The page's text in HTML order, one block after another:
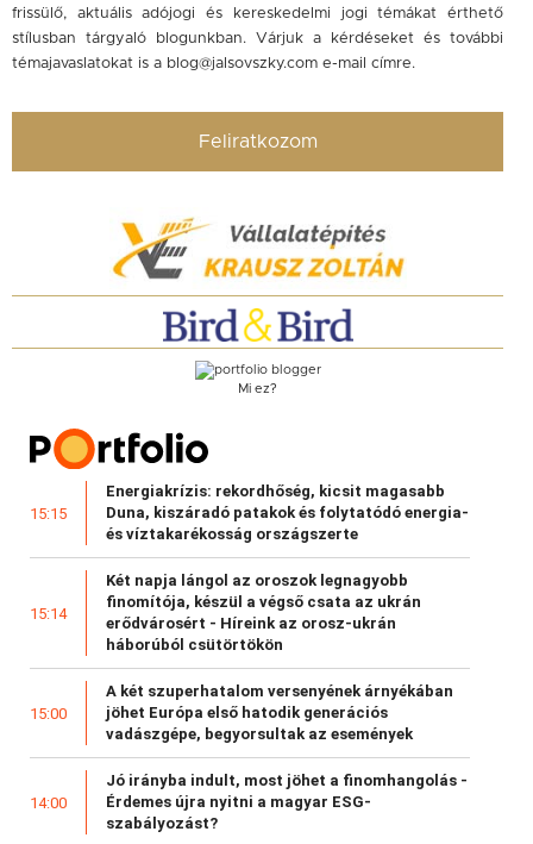
frissülő, aktuális adójogi és kereskedelmi jogi témákat érthető
stílusban tárgyaló blogunkban. Várjuk a kérdéseket és további
témajavaslatokat is a blog@jalsovszky.com e-mail címre.
Feliratkozom
Mi ez?
15:15
Energiakrízis: rekordhőség, kicsit magasabb
Duna, kiszáradó patakok és folytatódó energia-
és víztakarékosság országszerte
15:14
Két napja lángol az oroszok legnagyobb
finomítója, készül a végső csata az ukrán
erődvárosért - Híreink az orosz-ukrán
háborúból csütörtökön
15:00
A két szuperhatalom versenyének árnyékában
jöhet Európa első hatodik generációs
vadászgépe, begyorsultak az események
14:00
Jó irányba indult, most jöhet a finomhangolás -
Érdemes újra nyitni a magyar ESG-
szabályozást?